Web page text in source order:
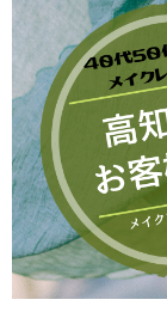
TEL
MAIL